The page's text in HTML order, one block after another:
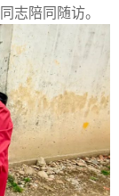
志陪同随访。